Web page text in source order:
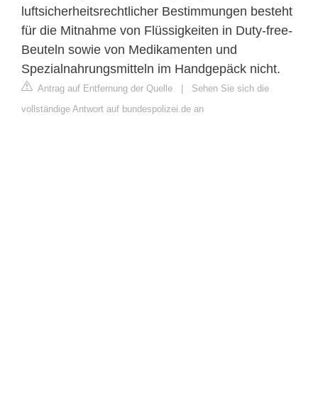
luftsicherheitsrechtlicher Bestimmungen besteht
für die Mitnahme von Flüssigkeiten in Duty-free-
Beuteln sowie von Medikamenten und
Spezialnahrungsmitteln im Handgepäck nicht.
Antrag auf Entfernung der Quelle | Sehen Sie sich die
vollständige Antwort auf bundespolizei.de an